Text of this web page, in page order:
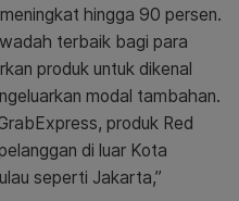
hingga 90 persen.
terbaik bagi para
produk untuk dikenal
modal tambahan.
produk Red
di luar Kota
seperti Jakarta,”